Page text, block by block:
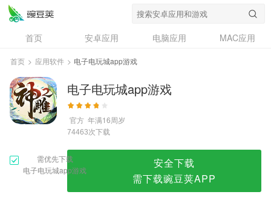
电子电玩城app游戏
首页 安卓应用 电脑应用
MAC应用
资讯
专题
问答
首页 > 应用软件 > 电子电玩城app游戏
电子电玩城app游戏
官方 年满16周岁
74463次下载
需优先下载
电子电玩城app游戏
安全下载
需下载豌豆荚APP